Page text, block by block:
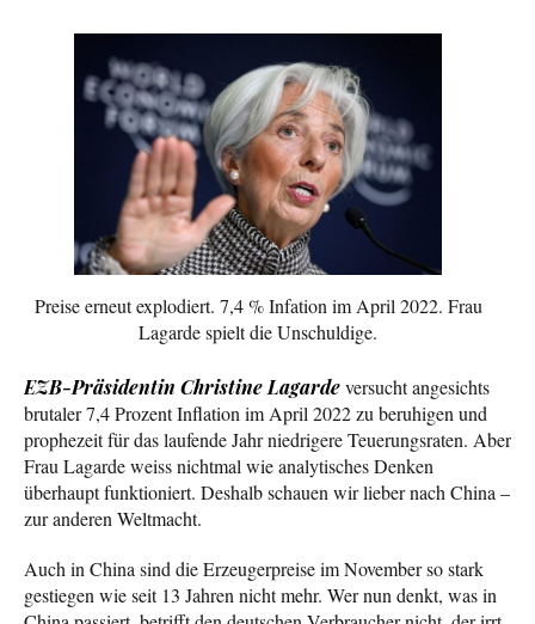
Preise erneut explodiert. 7,4 % Infation im April 2022. Frau
Lagarde spielt die Unschuldige.
EZB-Präsidentin Christine Lagardeversucht angesichts
brutaler 7,4 Prozent Inflation im April 2022 zu beruhigen und
prophezeit für das laufende Jahr niedrigere Teuerungsraten. Aber
Frau Lagarde weiss nichtmal wie analytisches Denken
überhaupt funktioniert. Deshalb schauen wir lieber nach China –
zur anderen Weltmacht.
Auch in China sind die Erzeugerpreise im November so stark
gestiegen wie seit 13 Jahren nicht mehr. Wer nun denkt, was in